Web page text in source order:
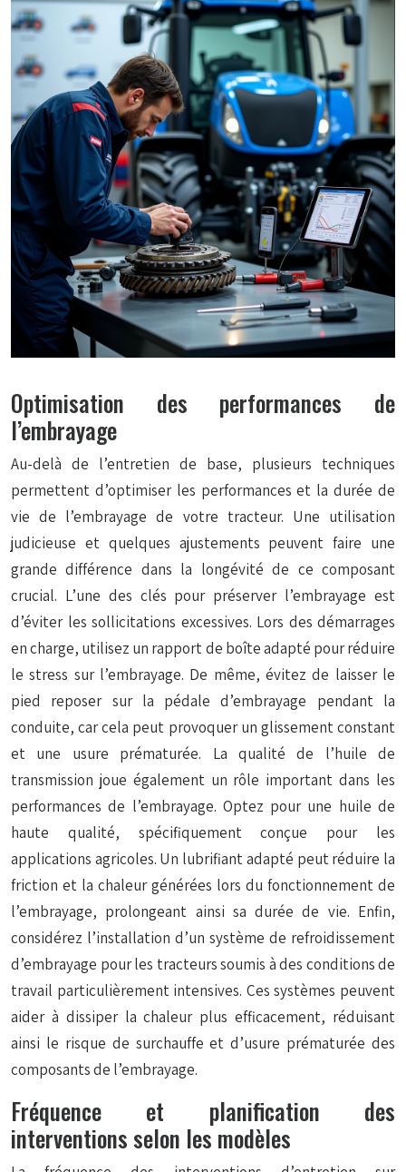
Optimisation des performances de
l’embrayage
Au-delà de l’entretien de base, plusieurs techniques
permettent d’optimiser les performances et la durée de
vie de l’embrayage de votre tracteur. Une utilisation
judicieuse et quelques ajustements peuvent faire une
grande différence dans la longévité de ce composant
crucial. L’une des clés pour préserver l’embrayage est
d’éviter les sollicitations excessives. Lors des démarrages
en charge, utilisez un rapport de boîte adapté pour réduire
le stress sur l’embrayage. De même, évitez de laisser le
pied reposer sur la pédale d’embrayage pendant la
conduite, car cela peut provoquer un glissement constant
et une usure prématurée. La qualité de l’huile de
transmission joue également un rôle important dans les
performances de l’embrayage. Optez pour une huile de
haute qualité, spécifiquement conçue pour les
applications agricoles. Un lubrifiant adapté peut réduire la
friction et la chaleur générées lors du fonctionnement de
l’embrayage, prolongeant ainsi sa durée de vie. Enfin,
considérez l’installation d’un système de refroidissement
d’embrayage pour les tracteurs soumis à des conditions de
travail particulièrement intensives. Ces systèmes peuvent
aider à dissiper la chaleur plus efficacement, réduisant
ainsi le risque de surchauffe et d’usure prématurée des
composants de l’embrayage.
Fréquence et planification des
interventions selon les modèles